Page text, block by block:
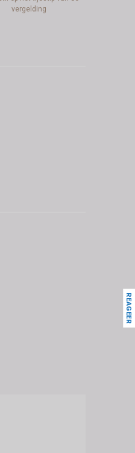
vergelding
REAGEER